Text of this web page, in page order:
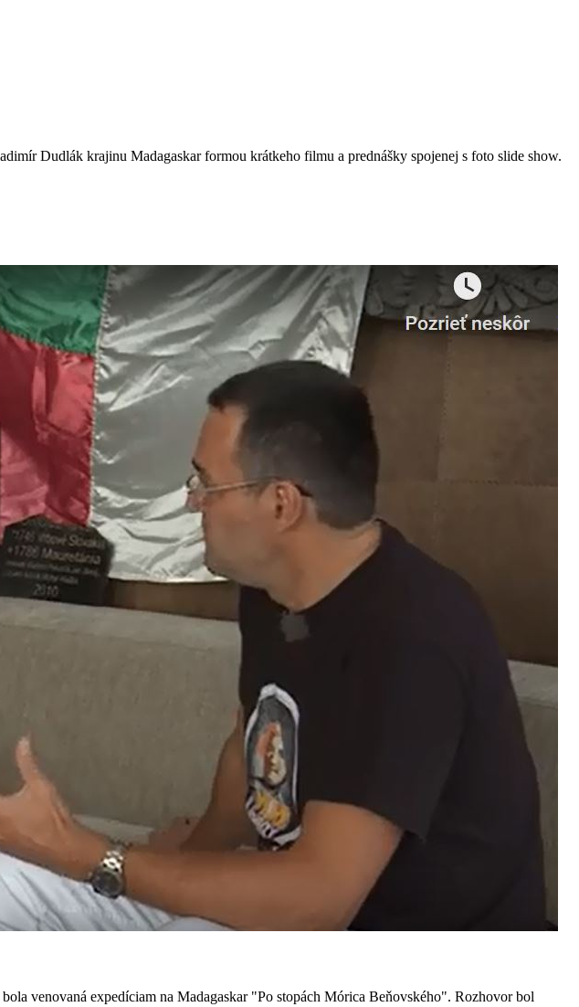
Dudlák krajinu Madagaskar formou krátkeho filmu a prednášky spojenej s foto slide show.
venovaná expedíciam na Madagaskar "Po stopách Mórica Beňovského". Rozhovor bol